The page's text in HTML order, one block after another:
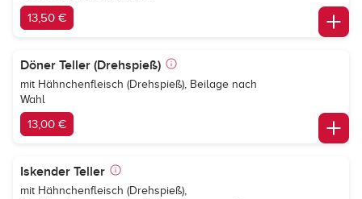
13,50 €
Döner Teller (Drehspieß)
mit Hähnchenfleisch (Drehspieß), Beilage nach
Wahl
13,00 €
Iskender Teller
mit Hähnchenfleisch (Drehspieß),